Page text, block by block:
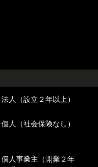
法人（設立２年以上）
個人（社会保険なし）
個人事業主（開業２年